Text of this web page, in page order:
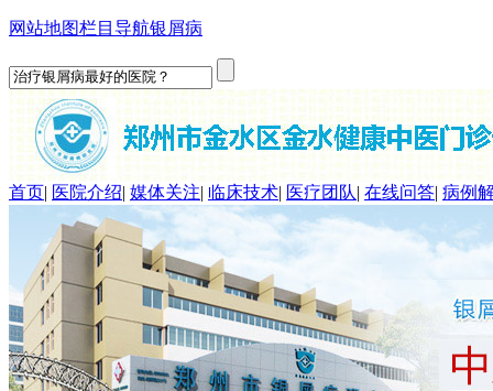
网站地图栏目导航银屑病
首页| 医院介绍| 媒体关注| 临床技术| 医疗团队| 在线问答| 病例